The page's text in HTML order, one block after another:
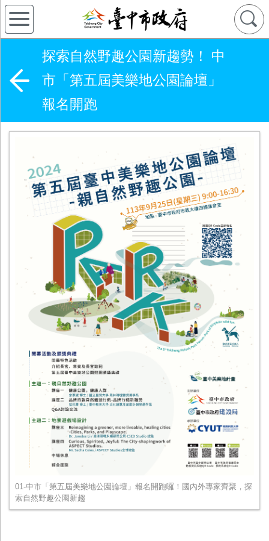
探索自然野趣公園新趨勢！ 中
市「第五屆美樂地公園論壇」
報名開跑
01-中市「第五屆美樂地公園論壇」報名開跑囉！國內外專家齊聚，探
索自然野趣公園新趨